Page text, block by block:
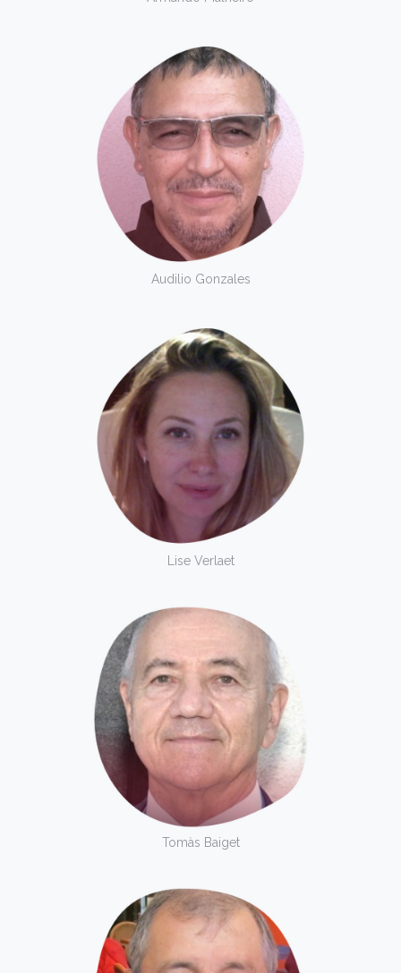
Audilio Gonzales
Lise Verlaet
Tomàs Baiget